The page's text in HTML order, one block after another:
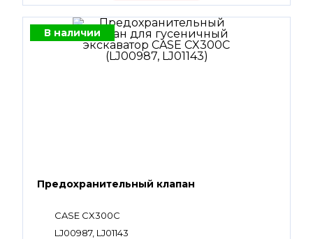
В наличии
Предохранительный клапан
CASE CX300C
LJ00987, LJ01143